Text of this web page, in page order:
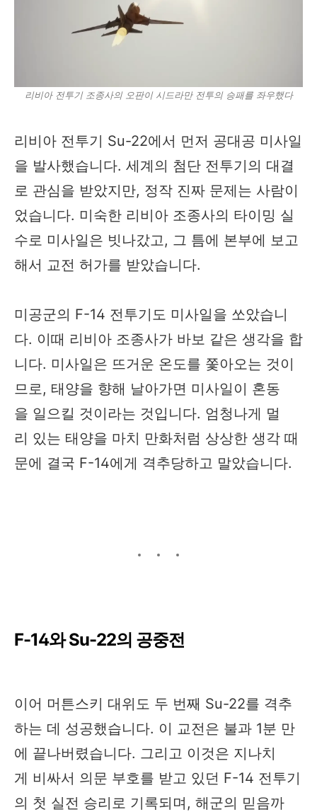
리비아 전투기 조종사의 오판이 시드라만 전투의 승패를 좌우했다
리비아 전투기 Su-22에서 먼저 공대공 미사일
을 발사했습니다. 세계의 첨단 전투기의 대결
로 관심을 받았지만, 정작 진짜 문제는 사람이
었습니다. 미숙한 리비아 조종사의 타이밍 실
수로 미사일은 빗나갔고, 그 틈에 본부에 보고
해서 교전 허가를 받았습니다.
미공군의 F-14 전투기도 미사일을 쏘았습니
다. 이때 리비아 조종사가 바보 같은 생각을 합
니다. 미사일은 뜨거운 온도를 쫓아오는 것이
므로, 태양을 향해 날아가면 미사일이 혼동
을 일으킬 것이라는 것입니다. 엄청나게 멀
리 있는 태양을 마치 만화처럼 상상한 생각 때
문에 결국 F-14에게 격추당하고 말았습니다.
F-14와 Su-22의 공중전
이어 머튼스키 대위도 두 번째 Su-22를 격추
하는 데 성공했습니다. 이 교전은 불과 1분 만
에 끝나버렸습니다. 그리고 이것은 지나치
게 비싸서 의문 부호를 받고 있던 F-14 전투기
의 첫 실전 승리로 기록되며, 해군의 믿음까